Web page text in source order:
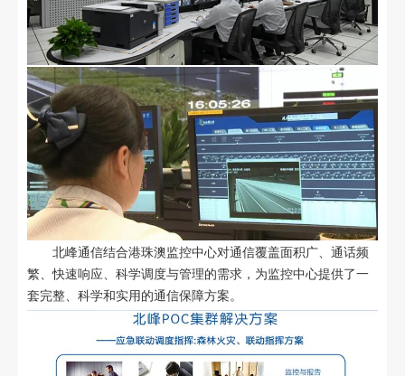
北峰通信结合港珠澳监控中心对通信覆盖面积广、通话频
繁、快速响应、科学调度与管理的需求，为监控中心提供了一
套完整、科学和实用的通信保障方案。